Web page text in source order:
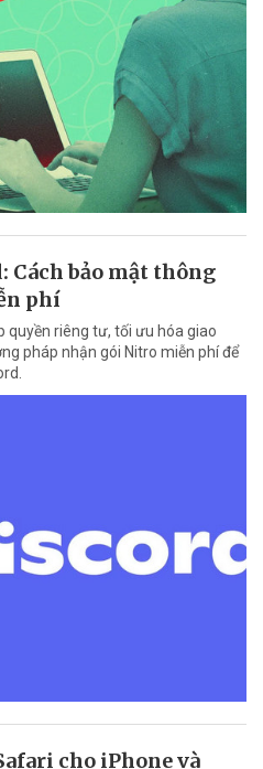
Cách bảo mật thông
phí
quyền riêng tư, tối ưu hóa giao
pháp nhận gói Nitro miễn phí để
cho iPhone và